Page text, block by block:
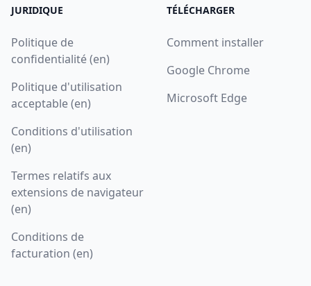
JURIDIQUE
Politique de
confidentialité (en)
Politique d'utilisation
acceptable (en)
Conditions d'utilisation
(en)
Termes relatifs aux
extensions de navigateur
(en)
Conditions de
facturation (en)
TÉLÉCHARGER
Comment installer
Google Chrome
Microsoft Edge